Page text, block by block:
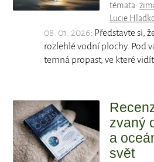
témata:
Lucie
08. 01. 2026: Představte si,
rozlehlé vodní plochy. Pod
temná propast, ve které
zvaný
a
svět